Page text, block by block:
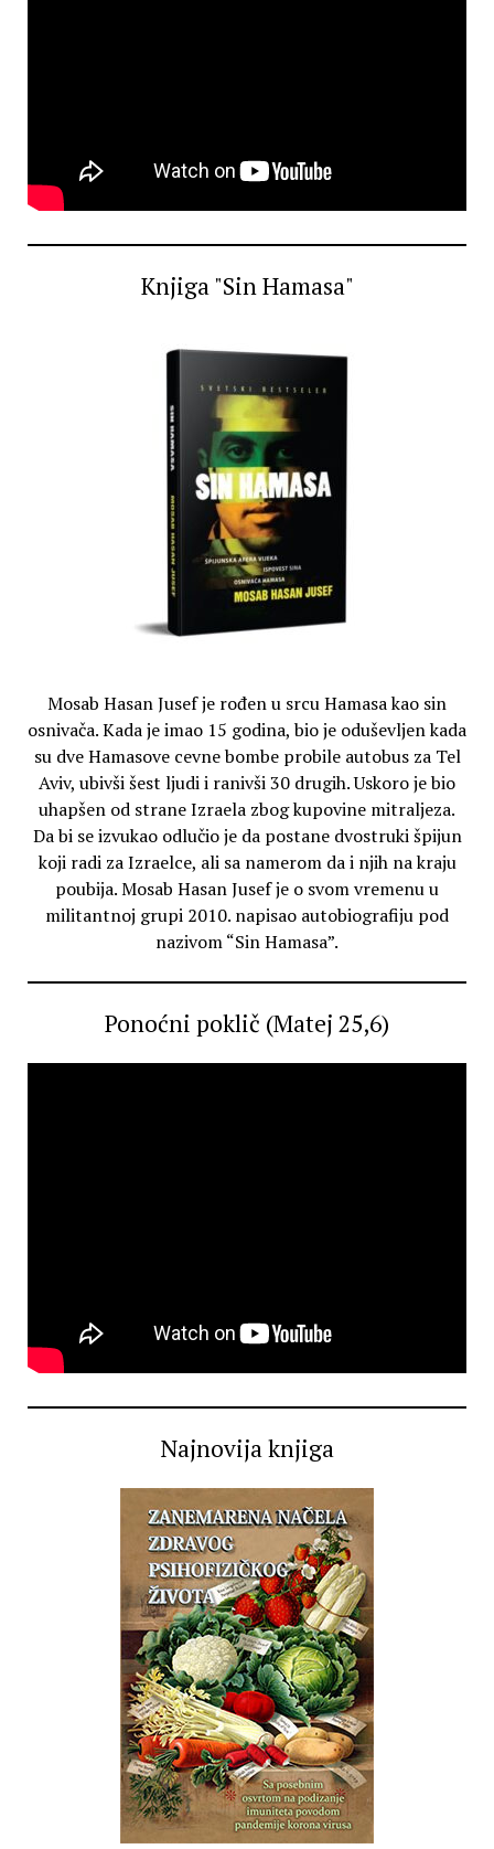
Knjiga "Sin Hamasa"
Mosab Hasan Jusef je rođen u srcu Hamasa kao sin
osnivača. Kada je imao 15 godina, bio je oduševljen kada
su dve Hamasove cevne bombe probile autobus za Tel
Aviv, ubivši šest ljudi i ranivši 30 drugih. Uskoro je bio
uhapšen od strane Izraela zbog kupovine mitraljeza.
Da bi se izvukao odlučio je da postane dvostruki špijun
koji radi za Izraelce, ali sa namerom da i njih na kraju
poubija. Mosab Hasan Jusef je o svom vremenu u
militantnoj grupi 2010. napisao autobiografiju pod
nazivom “Sin Hamasa”.
Ponoćni poklič (Matej 25,6)
Najnovija knjiga